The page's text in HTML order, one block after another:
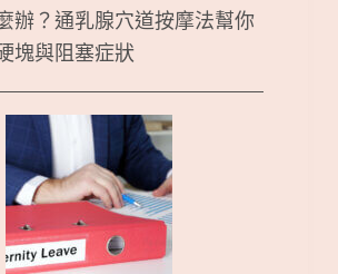
辦？通乳腺穴道按摩法幫你
塊與阻塞症狀